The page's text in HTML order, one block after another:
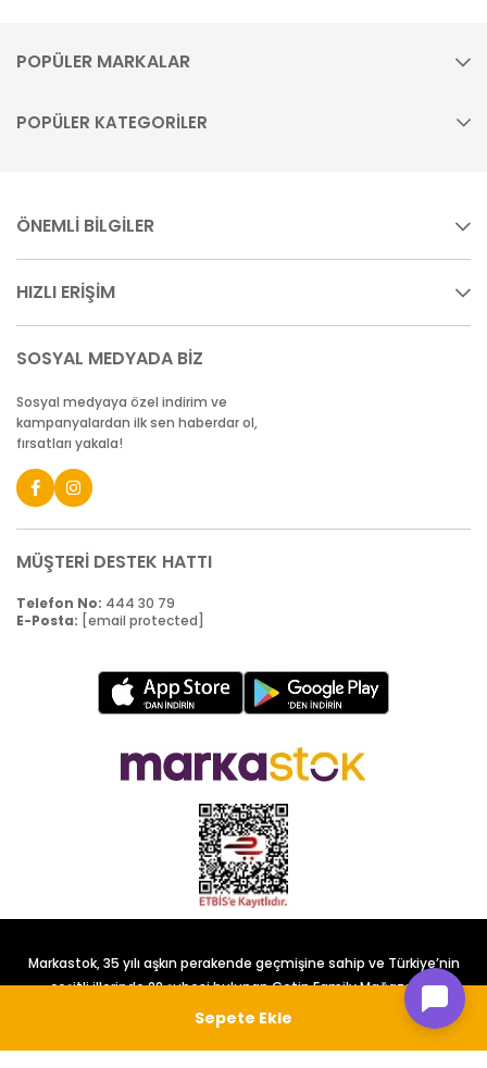
POPÜLER MARKALAR
POPÜLER KATEGORİLER
ÖNEMLİ BİLGİLER
HIZLI ERİŞİM
SOSYAL MEDYADA BİZ
Sosyal medyaya özel indirim ve
kampanyalardan ilk sen haberdar ol,
fırsatları yakala!
MÜŞTERİ DESTEK HATTI
Telefon No: 444 30 79
E-Posta: [email protected]
Markastok, 35 yılı aşkın perakende geçmişine sahip ve Türkiye’nin
çeşitli illerinde 22 şubesi bulunan Çetin Family Mağazacılık
tarafından kurulmuştur.